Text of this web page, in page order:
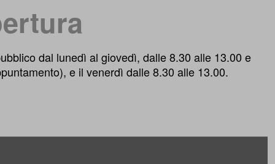
dal lunedì al giovedì, dalle 8.30 alle 13.00 e
e il venerdì dalle 8.30 alle 13.00.